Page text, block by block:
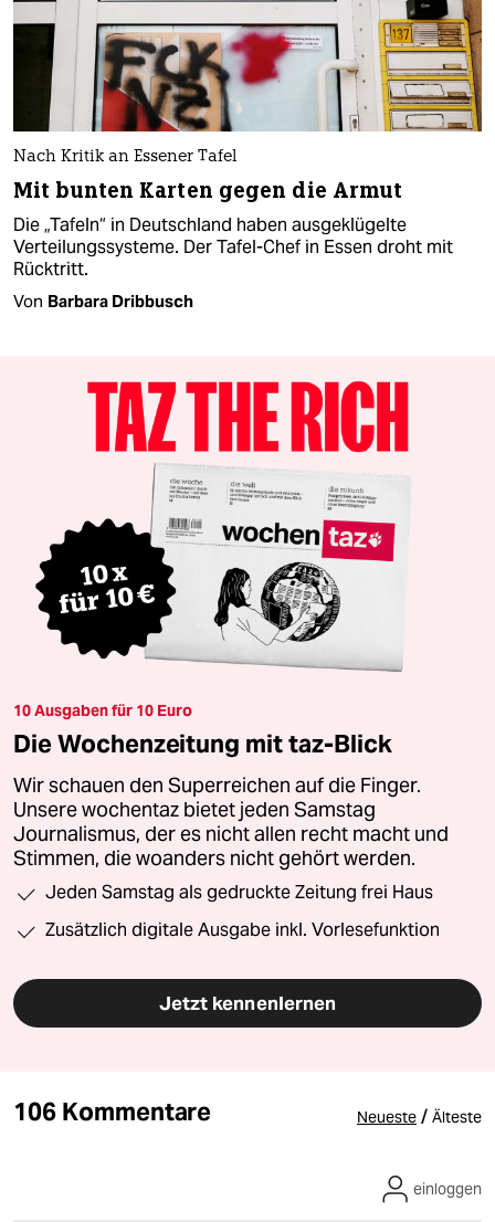
Nach Kritik an Essener Tafel
Mit bunten Karten gegen die Armut
Die „Tafeln“ in Deutschland haben ausgeklügelte
Verteilungssysteme. Der Tafel-Chef in Essen droht mit
Rücktritt.
Von Barbara Dribbusch
10 Ausgaben für 10 Euro
Die Wochenzeitung mit taz-Blick
Wir schauen den Superreichen auf die Finger.
Unsere wochentaz bietet jeden Samstag
Journalismus, der es nicht allen recht macht und
Stimmen, die woanders nicht gehört werden.
Jeden Samstag als gedruckte Zeitung frei Haus
Zusätzlich digitale Ausgabe inkl. Vorlesefunktion
Jetzt kennenlernen
106 Kommentare Neueste / Älteste
einloggen